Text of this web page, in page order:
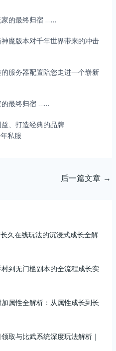
家的最终归宿 ……
魔版本对千年世界带来的冲击
服务器配置陪您走进一个崭新
的最终归宿 ……
、打造经典的品牌
后一篇文章 →
久在线玩法的沉浸式成长全解
到无门槛副本的全流程成长实
属性全解析：从属性成长到长
取与比武系统深度玩法解析｜